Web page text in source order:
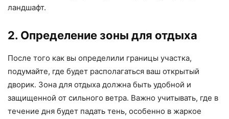
ландшафт.
2. Определение зоны для отдыха
После того как вы определили границы участка,
подумайте, где будет располагаться ваш открытый
дворик. Зона для отдыха должна быть удобной и
защищенной от сильного ветра. Важно учитывать, где в
течение дня будет падать тень, особенно в жаркое